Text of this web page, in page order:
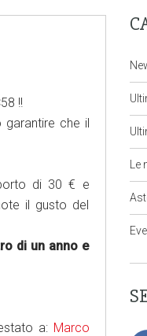
!!
garantire che il
di 30 € e
il gusto del
di un anno e
a: Marco